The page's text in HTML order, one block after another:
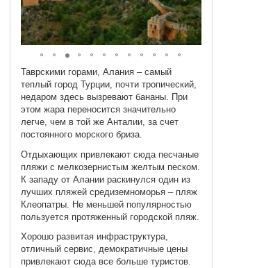
Таврскими горами, Алания – самый
теплый город Турции, почти тропический,
недаром здесь вызревают бананы. При
этом жара переносится значительно
легче, чем в той же Анталии, за счет
постоянного морского бриза.
Отдыхающих привлекают сюда песчаные
пляжи с мелкозернистым желтым песком.
К западу от Алании раскинулся один из
лучших пляжей средиземноморья – пляж
Клеопатры. Не меньшей популярностью
пользуется протяженный городской пляж.
Хорошо развитая инфраструктура,
отличный сервис, демократичные цены
привлекают сюда все больше туристов.